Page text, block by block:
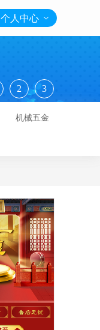
个人中心 
2 3
机械五金